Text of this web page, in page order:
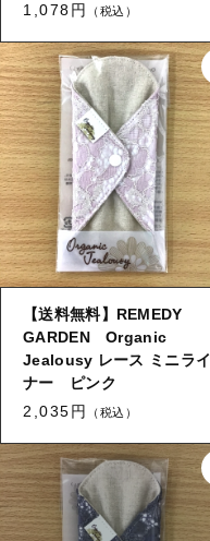
1,078円
（税込）
【送料無料】REMEDY
GARDEN Organic
Jealousy レース ミニライ
ナー ピンク
2,035円
（税込）